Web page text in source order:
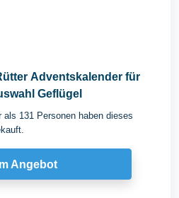
Adventskalender für
Geflügel
als 131 Personen haben dieses
Angebot